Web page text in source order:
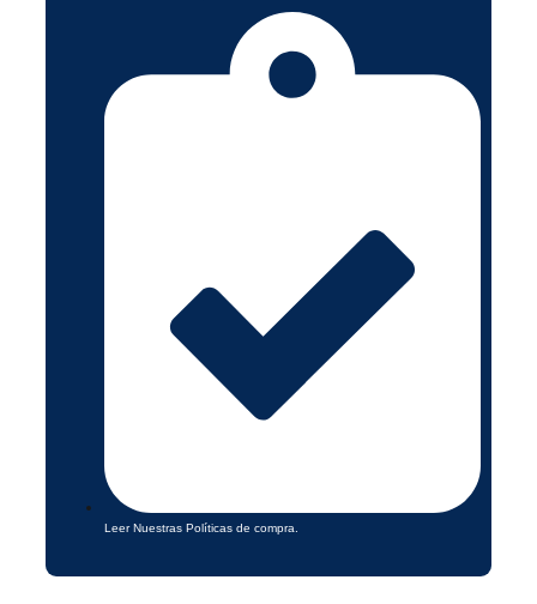
Leer Nuestras Políticas de compra.